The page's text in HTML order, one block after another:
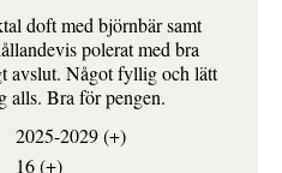
doft med björnbär samt
polerat med bra
avslut. Något fyllig och lätt
alls. Bra för pengen.
2025-2029 (+)
16 (+)